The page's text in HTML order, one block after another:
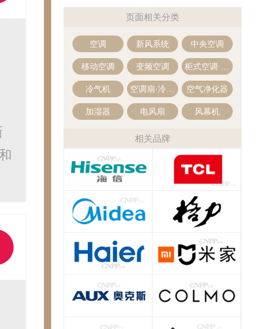
页面相关分类
空调 新风系统 中央空调
移动空调 变频空调
冷气机 空气净化器
加湿器 电风扇 风幕机
相关品牌